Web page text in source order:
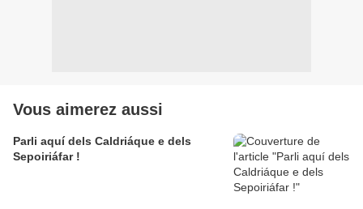
Vous aimerez aussi
Parli aquí dels Caldriáque e dels
Sepoiriáfar !